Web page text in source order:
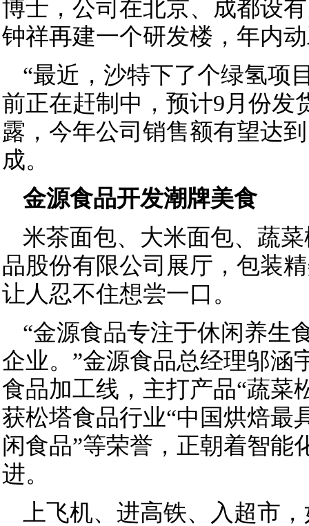
博士，公司在北京、成都设
钟祥再建一个研发楼，年内
“最近，沙特下了个绿氢项
前正在赶制中，预计9月份发
露，今年公司销售额有望达
成。
金源食品开发潮牌美食
米茶面包、大米面包、蔬
品股份有限公司展厅，包装
让人忍不住想尝一口。
“金源食品专注于休闲养生
企业。”金源食品总经理邬涵
食品加工线，主打产品“蔬菜
获松塔食品行业“中国烘焙最
闲食品”等荣誉，正朝着智能
进。
上飞机、进高铁、入超市